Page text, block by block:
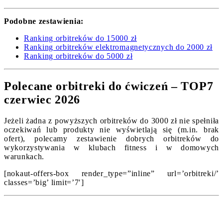
Podobne zestawienia:
Ranking orbitreków do 15000 zł
Ranking orbitreków elektromagnetycznych do 2000 zł
Ranking orbitreków do 5000 zł
Polecane orbitreki do ćwiczeń – TOP7
czerwiec 2026
Jeżeli żadna z powyższych orbitreków do 3000 zł nie spełniła
oczekiwań lub produkty nie wyświetlają się (m.in. brak
ofert), polecamy zestawienie dobrych orbitreków do
wykorzystywania w klubach fitness i w domowych
warunkach.
[nokaut-offers-box render_type=”inline” url=’orbitreki/’
classes=’big’ limit=’7′]